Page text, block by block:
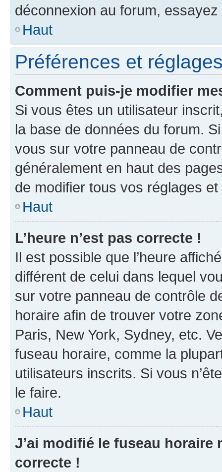
déconnexion au forum,
Haut
Préférences et
Comment puis-je modifier
Si vous êtes un utilisateur
la base de données du forum.
vous sur votre panneau de
généralement en haut des
de modifier tous vos réglages
Haut
L’heure n’est pas correcte !
Il est possible que l’heure
différent de celui dans lequel
sur votre panneau de contrôle
horaire afin de trouver votre
Paris, New York, Sydney, etc.
fuseau horaire, comme la
utilisateurs inscrits. Si vous
le faire.
Haut
J’ai modifié le fuseau horaire
correcte !